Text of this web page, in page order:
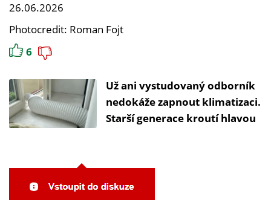
26.06.2026
Photocredit: Roman Fojt
6
Už ani vystudovaný odborník
nedokáže zapnout klimatizaci.
Starší generace kroutí hlavou